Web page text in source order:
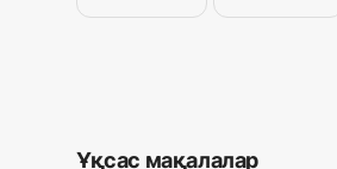
Ұқсас мақалалар